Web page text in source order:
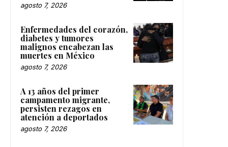
agosto 7, 2026
Enfermedades del corazón,
diabetes y tumores
malignos encabezan las
muertes en México
agosto 7, 2026
A 13 años del primer
campamento migrante,
persisten rezagos en
atención a deportados
agosto 7, 2026